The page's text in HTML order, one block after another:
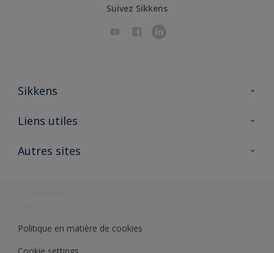
Suivez Sikkens
Sikkens
A propos de Sikkens
Liens utiles
Ouvrir un magasin PASS
Autres sites
Politique en matière de cookies
Cookie settings